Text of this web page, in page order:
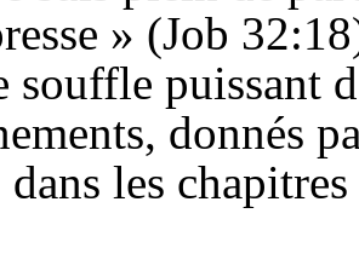
» (Job
souffle puissant
donnés
les